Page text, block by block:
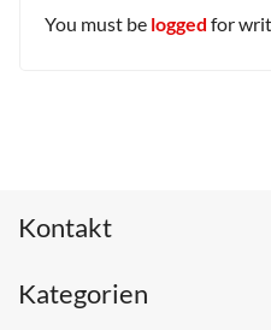
You must be logged for
Kontakt
Kategorien